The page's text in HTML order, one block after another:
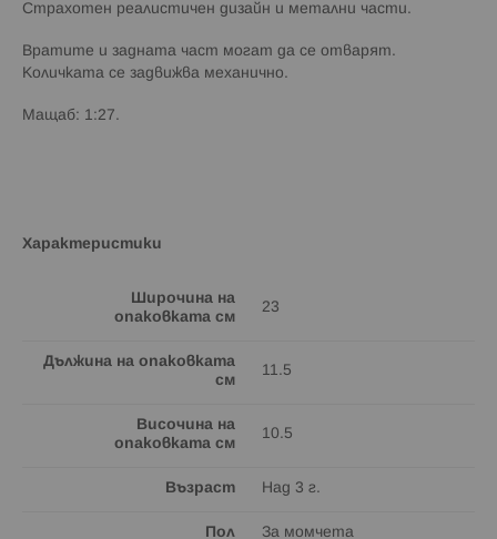
Страхотен реалистичен дизайн и метални части.
Вратите и задната част могат да се отварят.
Количката се задвижва механично.
Мащаб: 1:27.
Характеристики
Широчина на
опаковката см
23
Дължина на опаковката
см
11.5
Височина на
опаковката см
10.5
Възраст Над 3 г.
Пол За момчета